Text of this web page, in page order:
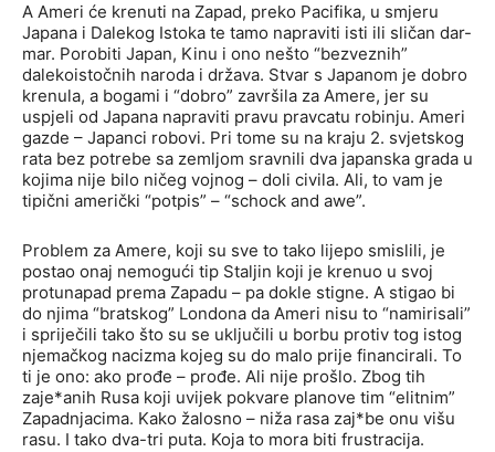
A Ameri će krenuti na Zapad, preko Pacifika, u smjeru
Japana i Dalekog Istoka te tamo napraviti isti ili sličan dar-
mar. Porobiti Japan, Kinu i ono nešto “bezveznih”
dalekoistočnih naroda i država. Stvar s Japanom je dobro
krenula, a bogami i “dobro” završila za Amere, jer su
uspjeli od Japana napraviti pravu pravcatu robinju. Ameri
gazde – Japanci robovi. Pri tome su na kraju 2. svjetskog
rata bez potrebe sa zemljom sravnili dva japanska grada u
kojima nije bilo ničeg vojnog – doli civila. Ali, to vam je
tipični američki “potpis” – “schock and awe”.
Problem za Amere, koji su sve to tako lijepo smislili, je
postao onaj nemogući tip Staljin koji je krenuo u svoj
protunapad prema Zapadu – pa dokle stigne. A stigao bi
do njima “bratskog” Londona da Ameri nisu to “namirisali”
i spriječili tako što su se uključili u borbu protiv tog istog
njemačkog nacizma kojeg su do malo prije financirali. To
ti je ono: ako prođe – prođe. Ali nije prošlo. Zbog tih
zaje*anih Rusa koji uvijek pokvare planove tim “elitnim”
Zapadnjacima. Kako žalosno – niža rasa zaj*be onu višu
rasu. I tako dva-tri puta. Koja to mora biti frustracija.